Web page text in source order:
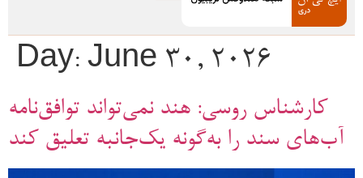
Day: June 30, 2026
کارشناس روسی: هند نمی‌تواند توافق‌نامه
آب‌های سند را به‌گونه یک‌جانبه تعلیق کند